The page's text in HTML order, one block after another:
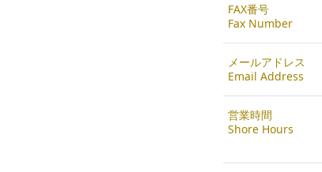
FAX番号
Fax Number
メールアドレス
Email Address
営業時間
Shore Hours